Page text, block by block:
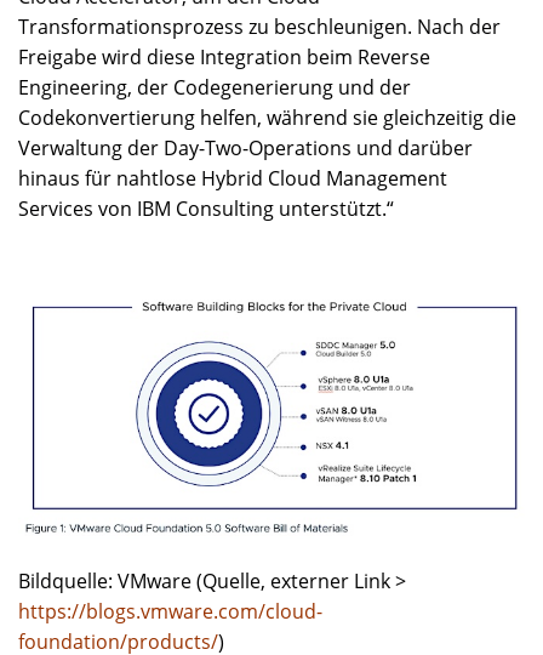
Transformationsprozess zu beschleunigen. Nach der
Freigabe wird diese Integration beim Reverse
Engineering, der Codegenerierung und der
Codekonvertierung helfen, während sie gleichzeitig die
Verwaltung der Day-Two-Operations und darüber
hinaus für nahtlose Hybrid Cloud Management
Services von IBM Consulting unterstützt.“
Bildquelle: VMware (Quelle, externer Link >
https://blogs.vmware.com/cloud-
foundation/products/)